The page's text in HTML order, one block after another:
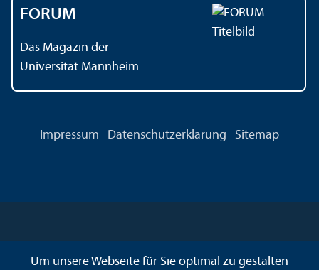
FORUM
Das Magazin der
Universität Mannheim
Impressum Datenschutz­erklärung Sitemap
Um unsere Webseite für Sie optimal zu gestalten